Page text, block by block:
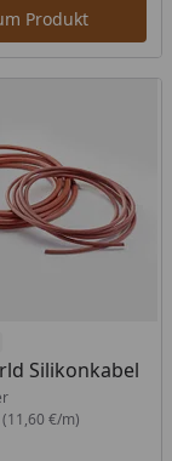
Produkt
Silikonkabel
Lager
(11,60 €/m)